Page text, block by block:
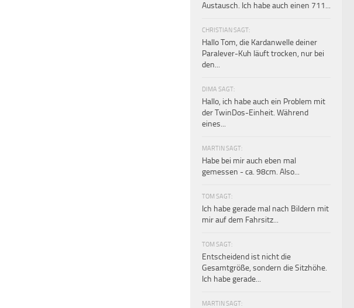
Austausch. Ich habe auch einen 711...
CHRISTIAN SAGT:
Hallo Tom, die Kardanwelle deiner
Paralever-Kuh läuft trocken, nur bei
den...
DIMA SAGT:
Hallo, ich habe auch ein Problem mit
der TwinDos-Einheit. Während
eines...
MARTIN SAGT:
Habe bei mir auch eben mal
gemessen - ca. 98cm. Also...
TOM SAGT:
Ich habe gerade mal nach Bildern mit
mir auf dem Fahrsitz...
TOM SAGT:
Entscheidend ist nicht die
Gesamtgröße, sondern die Sitzhöhe.
Ich habe gerade...
MARTIN SAGT: